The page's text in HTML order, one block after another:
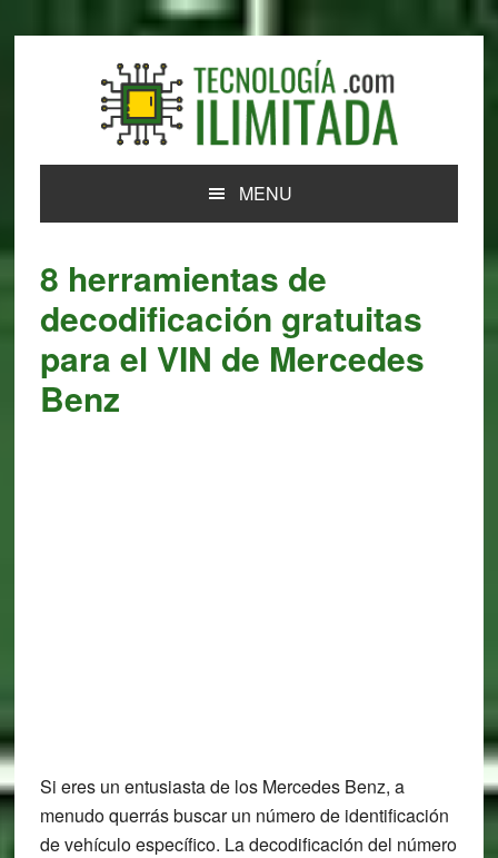
MENU
8 herramientas de
decodificación gratuitas
para el VIN de Mercedes
Benz
Si eres un entusiasta de los Mercedes Benz, a
menudo querrás buscar un número de identificación
de vehículo específico. La decodificación del número